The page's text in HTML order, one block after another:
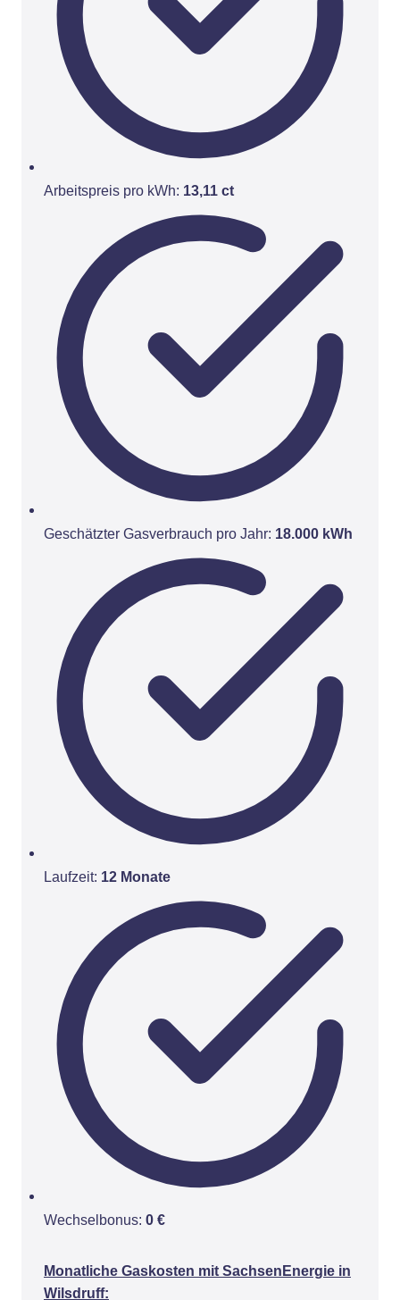
Arbeitspreis pro kWh: 13,11 ct
Geschätzter Gasverbrauch pro Jahr: 18.000 kWh
Laufzeit: 12 Monate
Wechselbonus: 0 €
Monatliche Gaskosten mit SachsenEnergie in
Wilsdruff: